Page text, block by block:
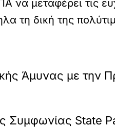
μεταφέρει τις
τη δική της
Άμυνας με την
Συμφωνίας State